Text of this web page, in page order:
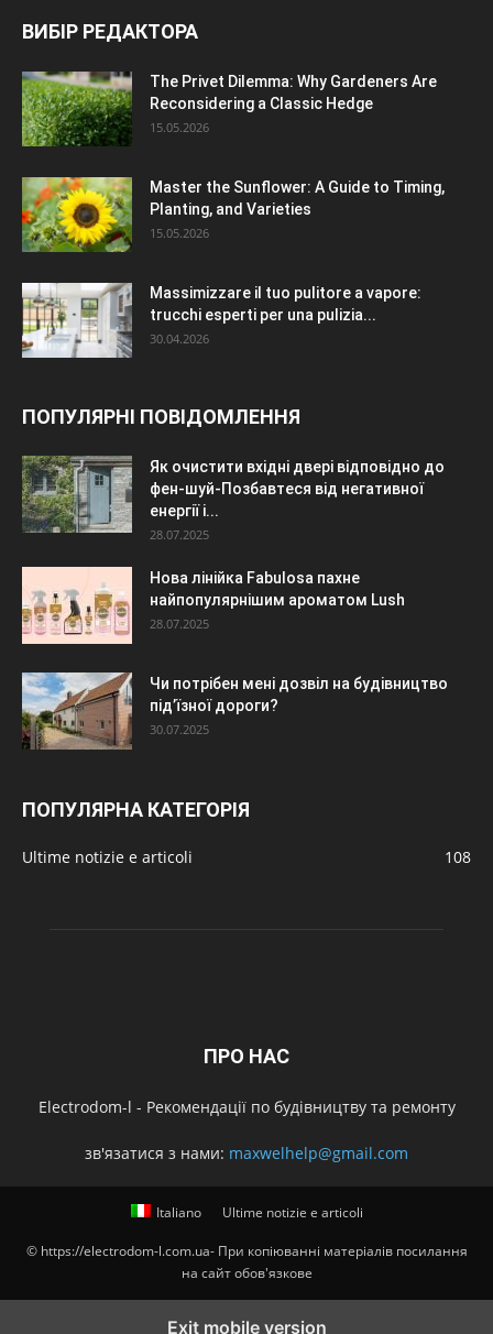
ВИБІР РЕДАКТОРА
The Privet Dilemma: Why Gardeners Are
Reconsidering a Classic Hedge
15.05.2026
Master the Sunflower: A Guide to Timing,
Planting, and Varieties
15.05.2026
Massimizzare il tuo pulitore a vapore:
trucchi esperti per una pulizia...
30.04.2026
ПОПУЛЯРНІ ПОВІДОМЛЕННЯ
Як очистити вхідні двері відповідно до
фен-шуй-Позбавтеся від негативної
енергії і...
28.07.2025
Нова лінійка Fabulosa пахне
найпопулярнішим ароматом Lush
28.07.2025
Чи потрібен мені дозвіл на будівництво
під’їзної дороги?
30.07.2025
ПОПУЛЯРНА КАТЕГОРІЯ
Ultime notizie e articoli 108
ПРО НАС
Electrodom-l - Рекомендації по будівництву та ремонту
зв'язатися з нами: maxwelhelp@gmail.com
Italiano Ultime notizie e articoli
© https://electrodom-l.com.ua- При копіюванні матеріалів посилання
на сайт обов'язкове
Exit mobile version